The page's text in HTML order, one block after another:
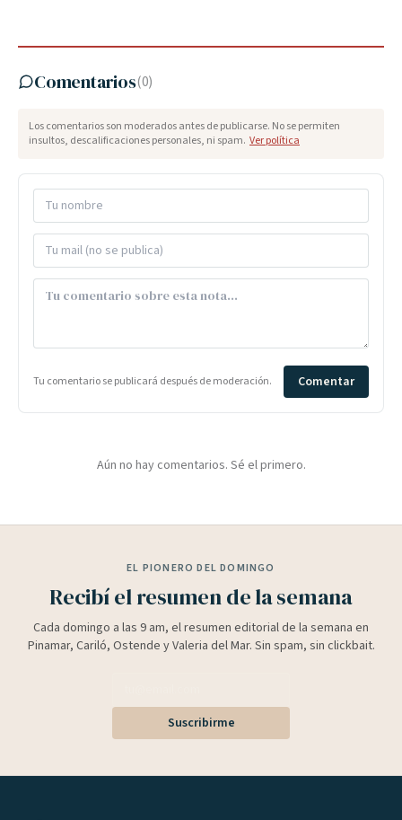
Comentarios(0)
Los comentarios son moderados antes de publicarse. No se permiten
insultos, descalificaciones personales, ni spam. Ver política
Tu comentario se publicará después de moderación. Comentar
Aún no hay comentarios. Sé el primero.
EL PIONERO DEL DOMINGO
Recibí el resumen de la semana
Cada domingo a las 9 am, el resumen editorial de la semana en
Pinamar, Cariló, Ostende y Valeria del Mar. Sin spam, sin clickbait.
Suscribirme